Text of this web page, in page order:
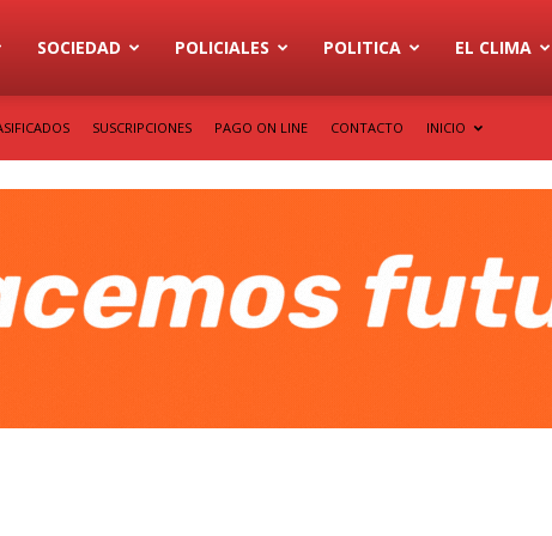
SOCIEDAD POLICIALES POLITICA EL CLIMA
SUSCRIPCIONES PAGO ON LINE CONTACTO INICIO